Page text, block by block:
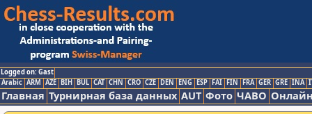
Logged on: Gast
Arabic ARM AZE BIH BUL CAT CHN CRO CZE DEN ENG ESP FAI FIN FRA GER GRE INA
Главная Турнирная база данных AUT Фото ЧАВО